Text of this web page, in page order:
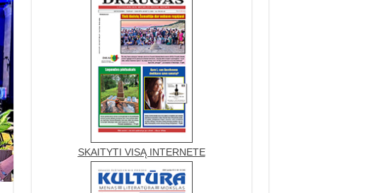
SKAITYTI VISĄ INTERNETE